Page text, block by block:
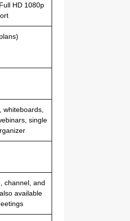
HD 1080p
whiteboards,
single
channel, and
available